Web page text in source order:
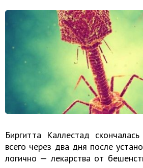
Биргитта Каллестад
всего через два дня после
логично — лекарства от